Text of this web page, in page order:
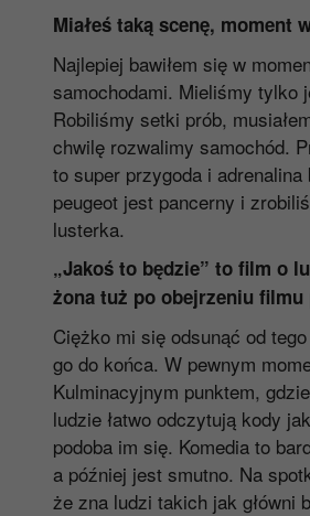
Miałeś taką scenę, moment
Najlepiej bawiłem się w
samochodami. Mieliśmy tylko
Robiliśmy setki prób,
chwilę rozwalimy samochód.
to super przygoda i
peugeot jest pancerny i
lusterka.
„Jakoś to będzie” to film o
żona tuż po obejrzeniu filmu
Ciężko mi się odsunąć od
go do końca. W pewnym
Kulminacyjnym punktem,
ludzie łatwo odczytują kody
podoba im się. Komedia to
a później jest smutno. Na
że zna ludzi takich jak główni